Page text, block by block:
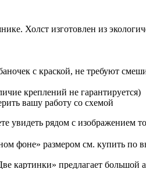
Холст изготовлен из
с краской, не требуют
креплений не гарантируется)
вашу работу со схемой
увидеть рядом с изображением
фоне» размером см. купить по
картинки» предлагает